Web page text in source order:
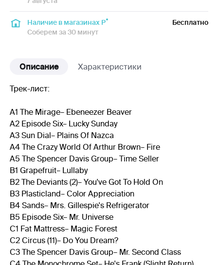
Наличие в магазинах Р
Соберем за 30 минут
Бесплатно
Описание Характеристики
Трек-лист:
A1 The Mirage– Ebeneezer Beaver
A2 Episode Six– Lucky Sunday
A3 Sun Dial– Plains Of Nazca
A4 The Crazy World Of Arthur Brown– Fire
A5 The Spencer Davis Group– Time Seller
B1 Grapefruit– Lullaby
B2 The Deviants (2)– You've Got To Hold On
B3 Plasticland– Color Appreciation
B4 Sands– Mrs. Gillespie's Refrigerator
B5 Episode Six– Mr. Universe
C1 Fat Mattress– Magic Forest
C2 Circus (11)– Do You Dream?
C3 The Spencer Davis Group– Mr. Second Class